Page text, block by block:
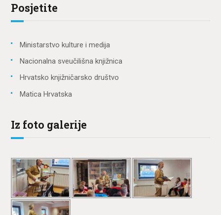
Posjetite
Ministarstvo kulture i medija
Nacionalna sveučilišna knjižnica
Hrvatsko knjižničarsko društvo
Matica Hrvatska
Iz foto galerije